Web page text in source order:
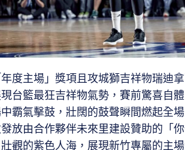
度主場」獎項且攻城獅吉祥物瑞迪
台籃最狂吉祥物氣勢，賽前驚喜自
霸氣擊鼓，壯闊的鼓聲瞬間燃起全
放由合作夥伴未來里建設贊助的「
觀的紫色人海，展現新竹專屬的主場